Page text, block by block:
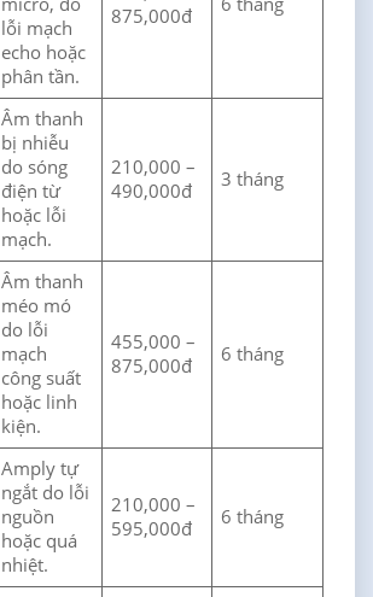
lỗi mạch
echo hoặc
phân tần.
875,000đ
Âm thanh
bị nhiễu
do sóng
điện từ
hoặc lỗi
mạch.
210,000 –
490,000đ
3 tháng
Âm thanh
méo mó
do lỗi
mạch
công suất
hoặc linh
kiện.
455,000 –
875,000đ
6 tháng
Amply tự
ngắt do lỗi
nguồn
hoặc quá
nhiệt.
210,000 –
595,000đ
6 tháng